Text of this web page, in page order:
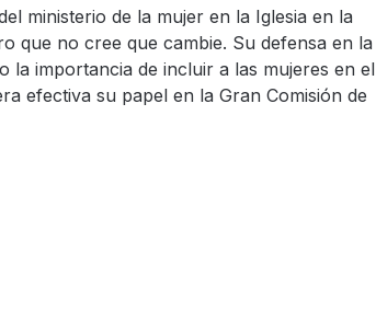
ministerio de la mujer en la Iglesia en la
que no cree que cambie. Su defensa en la
la importancia de incluir a las mujeres en el
efectiva su papel en la Gran Comisión de